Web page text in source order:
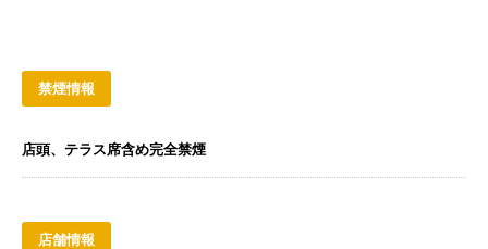
禁煙情報
店頭、テラス席含め完全禁煙
店舗情報